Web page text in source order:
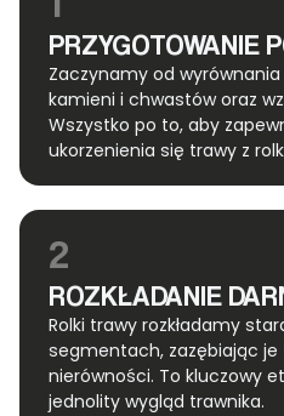
PRZYGOTOWANIE
Zaczynamy od
kamieni i chwastów oraz
Wszystko po to, aby
ukorzenienia się trawy z
2
ROZKŁADANIE
Rolki trawy rozkładamy
segmentach, zazębiając je
nierówności. To kluczowy
jednolity wygląd trawnika.